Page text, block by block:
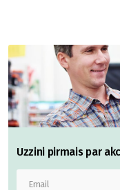
Uzzini pirmais par